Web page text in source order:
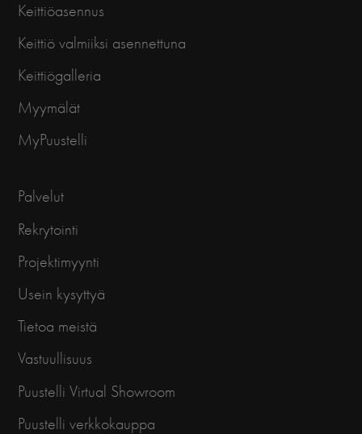
Keittiöasennus
Keittiö valmiiksi asennettuna
Keittiögalleria
Myymälät
MyPuustelli
Palvelut
Rekrytointi
Projektimyynti
Usein kysyttyä
Tietoa meistä
Vastuullisuus
Puustelli Virtual Showroom
Puustelli verkkokauppa